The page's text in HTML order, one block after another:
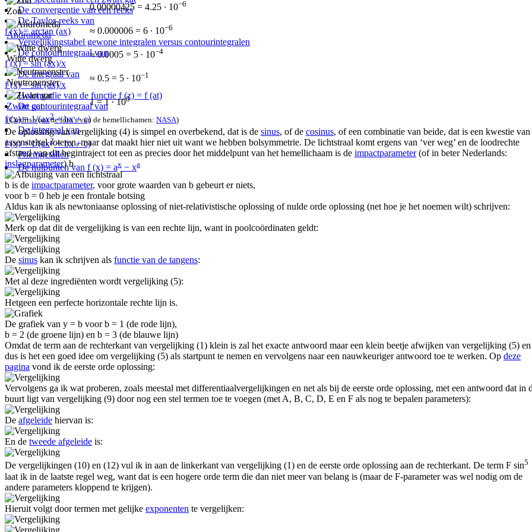
De convergentie van een reeks
De Taylor-reeks van
f (x) = arctan (ax)
Vergelijkingstabel gewone integralen versus contourintegralen
De contourintegraal van
f (x) = sin (ax)/x
De integraal van
f (x) = sin (ax)/x
Holomorfie van de functie f (z) = f (at)
De contourintegraal van
f (x) = 1/(ax2+ bx + c)
De integraal van
f (x) = 1/(ax2+ bx + c)
Priemgetallen
De nulpunten van f (x) = ax − xa
Zon 0.00000425 = 4.25 ∙ 10−6
Andromeda ≈ 0.000006 = 6 ∙ 10−6
Witte dwerg ≈ 0.0005 = 5 ∙ 10−4
Neutronenster ≈ 0.5 = 5 ∙ 10−1
Zwart gat 1 = 1 ∙ 100
(Credits voor de foto’s van de hemellichamen: NASA)
De oplossing van vergelijking (4) is simpel en overbekend, dat is de sinus, of de cosinus, of een combinatie van beide, dat is een kwestie van
assenstelsel roteren, maar dat maakt hier niet uit want we hebben bolsymmetrie. De lichtstraal komt ergens van ‘ver weg’ en de loodrechte
afstand van dit begintraject tot een as precies door het middelpunt van het hemellichaam is de impactparameter(of in beter Nederlands:
inslagparameter) b.
b is de impactparameter, voor grote waarden van b gebeurt er niets,
voor b = 0 heb je een frontale botsing
Aldus kan ik als newtoniaanse oplossing of niet-relativistische oplossing of nulde orde oplossing (net hoe je het noemen wilt) schrijven:
Merk op dat dit de vergelijking is van een rechte lijn, want in poolcoördinaten geldt:
De sinus kan ik schrijven als functie van de tangens:
Met al deze ingrediënten wordt vergelijking (5):
Hetgeen een perfecte horizontale rechte lijn is.
De grafiek van y = b voor b = 1 (de rode lijn),
b = 2 (de groene lijn) en b = 3 (de blauwe lijn)
Omdat de term aan de rechterkant van vergelijking (1) klein is zal het exacte antwoord maar een klein beetje afwijken van vergelijking (5) en
dus is het een goed idee om vergelijking (5) als startpunt te nemen en vervolgens naar een nauwkeuriger antwoord toe te werken. Op deze
pagina vond ik de eerste orde oplossing:
Vervolgens ga ik wat proberen, zoals meestal met differentiaalvergelijkingen en net als bij de eerste orde oplossing, met een antwoord dat in
buurt ligt van vergelijking (9) door nog een stel termen toe te voegen (met A, B, C, D, E en F als nog te bepalen parameters):
De afgeleide hiervan is:
En de tweede afgeleide is:
De vergelijkingen (10) en (12) vul ik in aan de linkerkant van vergelijking (1) en de eerste orde oplossing aan de rechterkant. De term F sin5
laat ik in de laatste regel weg, want dat is een hogere orde term die dan niet meer van belang is (maar de F-parameter was wel nodig om de
andere parameters kloppend te krijgen).
Hieruit volgt door termen met gelijke exponenten te vergelijken: